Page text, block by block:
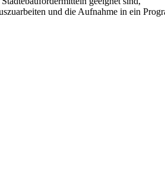
und die Aufnahme in ein